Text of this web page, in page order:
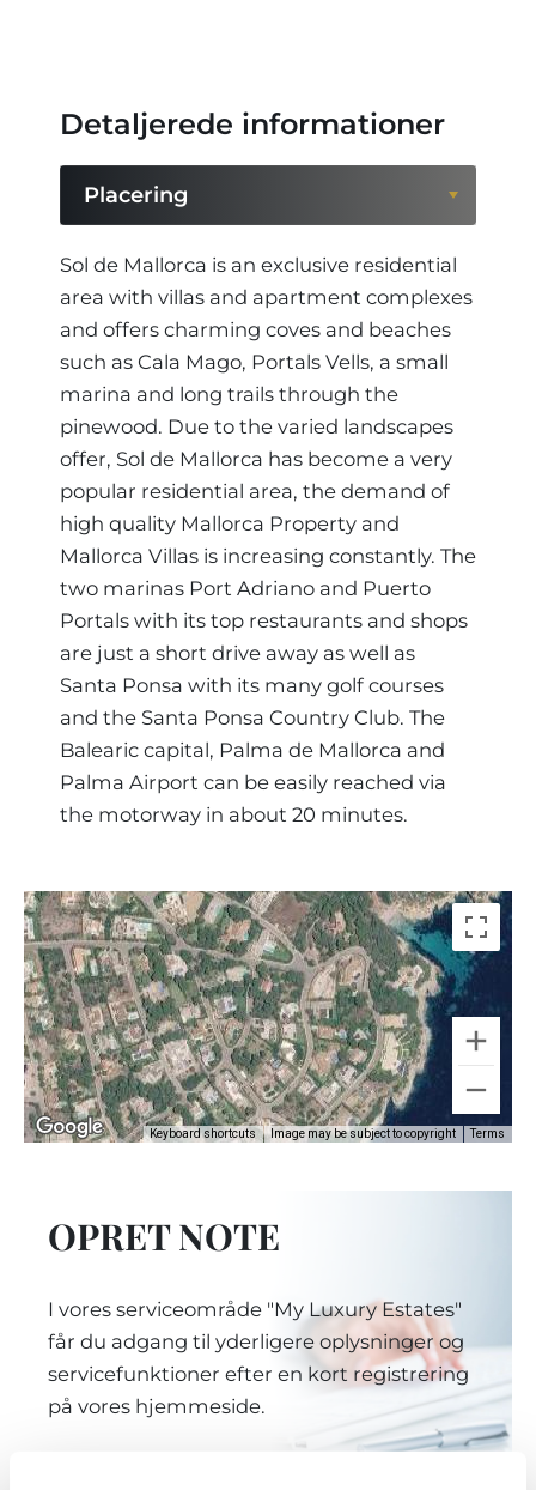
Detaljerede informationer
Placering
Placering
Sol de Mallorca is an exclusive residential
area with villas and apartment complexes
and offers charming coves and beaches
such as Cala Mago, Portals Vells, a small
marina and long trails through the
pinewood. Due to the varied landscapes
offer, Sol de Mallorca has become a very
popular residential area, the demand of
high quality Mallorca Property and
Mallorca Villas is increasing constantly. The
two marinas Port Adriano and Puerto
Portals with its top restaurants and shops
are just a short drive away as well as
Santa Ponsa with its many golf courses
and the Santa Ponsa Country Club. The
Balearic capital, Palma de Mallorca and
Palma Airport can be easily reached via
the motorway in about 20 minutes.
Keyboard shortcuts Image may be subject to copyright Terms
OPRET NOTE
I vores serviceområde "My Luxury Estates"
får du adgang til yderligere oplysninger og
servicefunktioner efter en kort registrering
på vores hjemmeside.